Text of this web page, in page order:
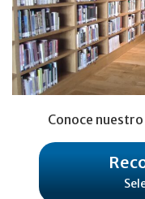
Conoce nuestro